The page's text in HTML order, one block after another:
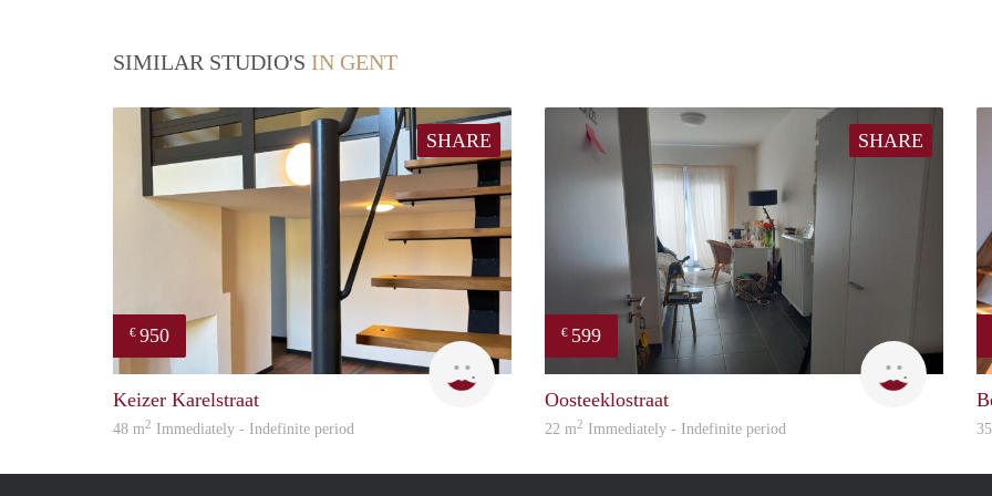
SIMILAR STUDIO'S IN GENT
SHARE
€ 950
Natalie
Keizer Karelstraat
48 m2 Immediately - Indefinite period
SHARE
€ 599
An
Oosteeklostraat
22 m2 Immediately - Indefinite period